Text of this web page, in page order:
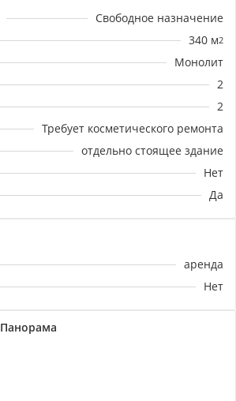
Свободное назначение
340 м2
Монолит
2
2
Требует косметического ремонта
отдельно стоящее здание
Нет
Да
аренда
Нет
Панорама